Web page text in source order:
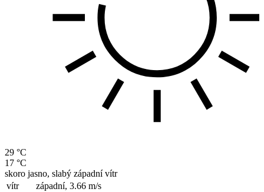
29 °C
17 °C
skoro jasno, slabý západní vítr
vítr
západní, 3.66 m/s